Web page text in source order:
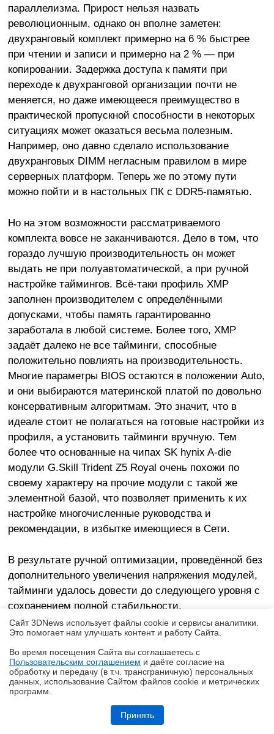
Обзор и тест системы жидкостного охлаждения DeepCool LT360 Vision
ARGB с 4,5-дюймовым экраном
параллелизма. Прирост нельзя назвать
революционным, однако он вполне заметен:
двухранговый комплект примерно на 6 % быстрее
при чтении и записи и примерно на 2 % — при
копировании. Задержка доступа к памяти при
переходе к двухранговой организации почти не
меняется, но даже имеющееся преимущество в
практической пропускной способности в некоторых
ситуациях может оказаться весьма полезным.
Например, оно давно сделало использование
двухранговых DIMM негласным правилом в мире
серверных платформ. Теперь же по этому пути
можно пойти и в настольных ПК c DDR5-памятью.
Но на этом возможности рассматриваемого
комплекта вовсе не заканчиваются. Дело в том, что
гораздо лучшую производительность он может
выдать не при полуавтоматической, а при ручной
настройке таймингов. Всё-таки профиль XMP
заполнен производителем с определёнными
допусками, чтобы память гарантированно
заработала в любой системе. Более того, XMP
задаёт далеко не все тайминги, способные
положительно повлиять на производительность.
Многие параметры BIOS остаются в положении Auto,
и они выбираются материнской платой по довольно
консервативным алгоритмам. Это значит, что в
идеале стоит не полагаться на готовые настройки из
профиля, а установить тайминги вручную. Тем
более что основанные на чипах SK hynix A-die
модули G.Skill Trident Z5 Royal очень похожи по
своему характеру на прочие модули с такой же
элементной базой, что позволяет применить к их
настройке многочисленные руководства и
рекомендации, в избытке имеющиеся в Сети.
В результате ручной оптимизации, проведённой без
дополнительного увеличения напряжения модулей,
тайминги удалось довести до следующего уровня с
сохранением полной стабильности.
Сайт 3DNews использует файлы cookie и сервисы аналитики.
Это помогает нам улучшать контент и работу Cайта.
Во время посещения Cайта вы соглашаетесь с
Пользовательским соглашением и даёте согласие на
обработку и передачу (в т.ч. трансграничную) персональных
данных, использование Cайтом файлов cookie и метрических
программ.
Принять